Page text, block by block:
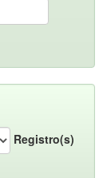
Registro(s)